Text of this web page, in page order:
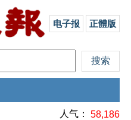
电子报 正體版
人气： 58,186